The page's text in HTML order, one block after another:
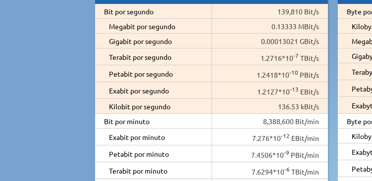
Bit por segundo
139,810 Bit/s
Megabit por segundo
0.13333 MBit/s
Gigabit por segundo
0.00013021 GBit/s
Terabit por segundo
1.2716*10-7 TBit/s
Petabit por segundo
1.2418*10-10 PBit/s
Exabit por segundo
1.2127*10-13 EBit/s
Kilobit por segundo
136.53 kBit/s
Bit por minuto
8,388,600 Bit/min
Exabit por minuto
7.276*10-12 EBit/min
Petabit por minuto
7.4506*10-9 PBit/min
Terabit por minuto
7.6294*10-6 TBit/min
Byte
Byte